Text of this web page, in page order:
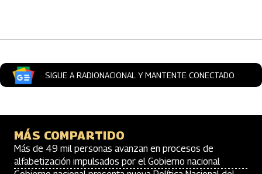
SIGUE A RADIONACIONAL Y MANTENTE CONECTADO
MÁS COMPARTIDO
Más de 49 mil personas avanzan en procesos de
alfabetización impulsados por el Gobierno nacional